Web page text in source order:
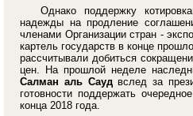
Однако поддержку
надежды на продление
членами Организации стран -
картель государств в конце
рассчитывали добиться
цен. На прошлой неделе
Салман аль Саудвслед за
готовности поддержать
конца 2018 года.